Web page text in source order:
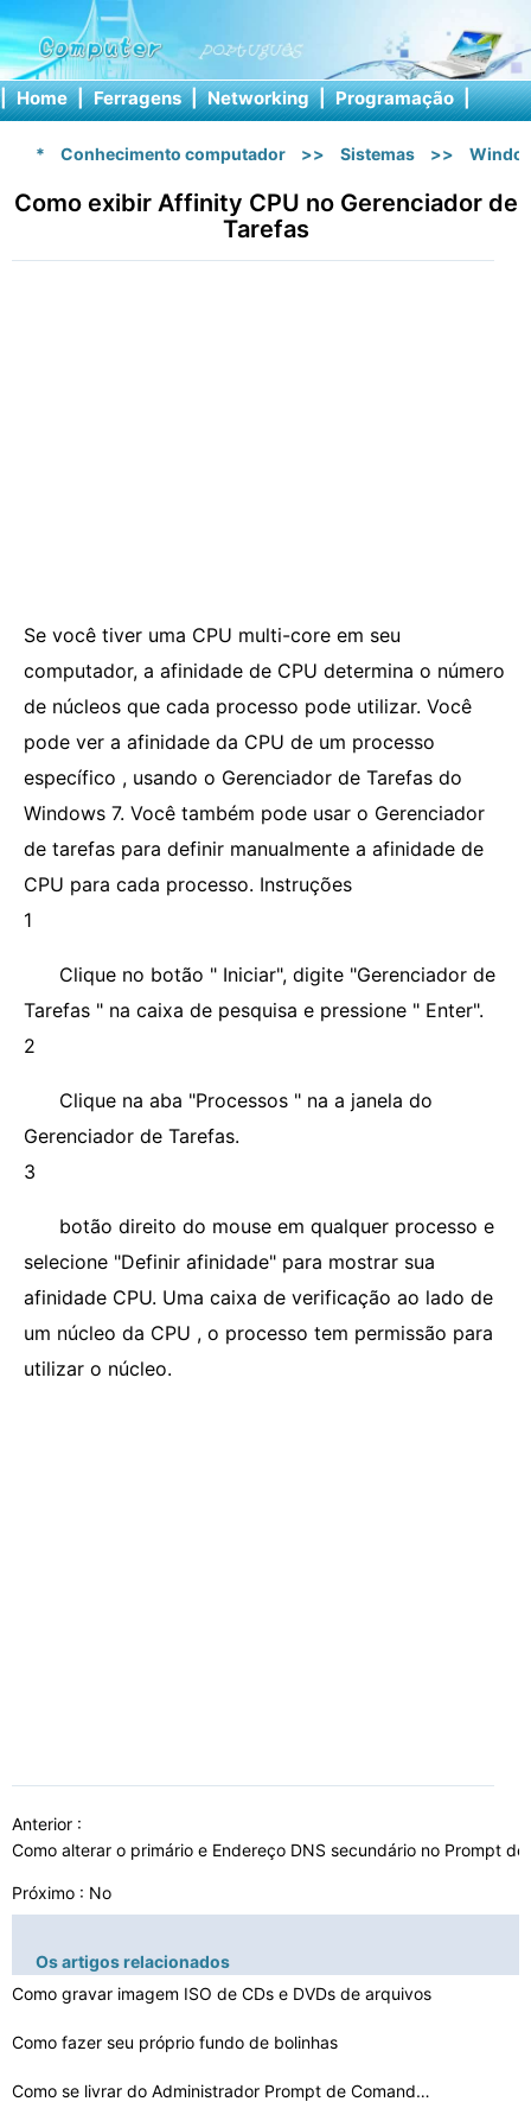
| Home | Ferragens | Networking | Programação |
* Conhecimento computador >> Sistemas >>
Como exibir Affinity CPU no Gerenciador de
Tarefas
Se você tiver uma CPU multi-core em seu
computador, a afinidade de CPU determina o número
de núcleos que cada processo pode utilizar. Você
pode ver a afinidade da CPU de um processo
específico , usando o Gerenciador de Tarefas do
Windows 7. Você também pode usar o Gerenciador
de tarefas para definir manualmente a afinidade de
CPU para cada processo. Instruções
1
Clique no botão " Iniciar", digite "Gerenciador de
Tarefas " na caixa de pesquisa e pressione " Enter".
2
Clique na aba "Processos " na a janela do
Gerenciador de Tarefas.
3
botão direito do mouse em qualquer processo e
selecione "Definir afinidade" para mostrar sua
afinidade CPU. Uma caixa de verificação ao lado de
um núcleo da CPU , o processo tem permissão para
utilizar o núcleo.
Anterior :
Como alterar o primário e Endereço DNS secundário no Prompt
Próximo : No
Os artigos relacionados
Como gravar imagem ISO de CDs e DVDs de arquivos
Como fazer seu próprio fundo de bolinhas
Como se livrar do Administrador Prompt de Comando Títu…